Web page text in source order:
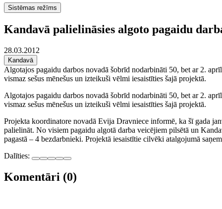
Sistēmas režīms
Kandavā palielināsies algoto pagaidu
28.03.2012
Kandavā
Algotajos pagaidu darbos novadā šobrīd nodarbināti 50, bet ar 2.
vismaz sešus mēnešus un izteikuši vēlmi iesaistīties šajā projektā.
Algotajos pagaidu darbos novadā šobrīd nodarbināti 50, bet ar 2.
vismaz sešus mēnešus un izteikuši vēlmi iesaistīties šajā projektā.
Projekta koordinatore novadā Evija Dravniece informē, ka šī gada
palielināt. No visiem pagaidu algotā darba veicējiem pilsētā un
pagastā – 4 bezdarbnieki. Projektā iesaistītie cilvēki atalgojumā
Dalīties:
Komentāri (0)